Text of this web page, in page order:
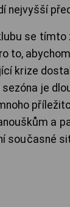
nejvyšší
se tímto
to,
krize
je
a
současné